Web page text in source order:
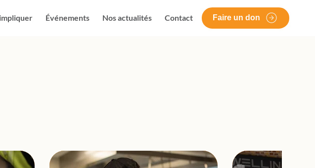
Événements Nos actualités Contact Faire un don